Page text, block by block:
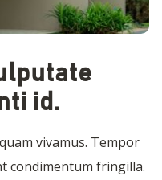
id.
vivamus. Tempor
condimentum fringilla.